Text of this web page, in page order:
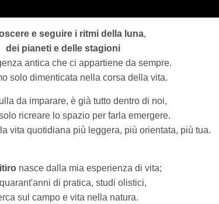
e seguire i ritmi della luna,
dei pianeti e delle stagioni
antica che ci appartiene da sempre.
solo dimenticata nella corsa della vita.
da imparare, è già tutto dentro di noi,
ricreare lo spazio per farla emergere.
vita quotidiana più leggera, più orientata, più tua.
nasce dalla mia esperienza di vita;
di pratica, studi olistici,
sul campo e vita nella natura.